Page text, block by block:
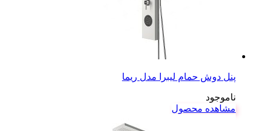
پنل دوش حمام لیبرا مدل ریما
ناموجود
مشاهده محصول